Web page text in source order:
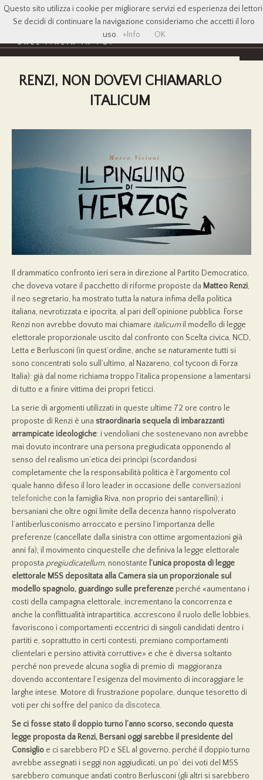
RENZI, NON DOVEVI CHIAMARLO
ITALICUM
Il drammatico confronto ieri sera in direzione al Partito Democratico,
che doveva votare il pacchetto di riforme proposte da Matteo Renzi,
il neo segretario, ha mostrato tutta la natura infima della politica
italiana, nevrotizzata e ipocrita, al pari dell’opinione pubblica. Forse
Renzi non avrebbe dovuto mai chiamare italicum il modello di legge
elettorale proporzionale uscito dal confronto con Scelta civica, NCD,
Letta e Berlusconi (in quest’ordine, anche se naturamente tutti si
sono concentrati solo sull’ultimo, al Nazareno, col tycoon di Forza
Italia): già dal nome richiama troppo l’italica propensione a lamentarsi
di tutto e a finire vittima dei propri feticci.
La serie di argomenti utilizzati in queste ultime 72 ore contro le
proposte di Renzi è una straordinaria sequela di imbarazzanti
arrampicate ideologiche: i vendoliani che sostenevano non avrebbe
mai dovuto incontrare una persona pregiudicata opponendo al
senso del realismo un’etica dei princìpi (scordandosi
completamente che la responsabilità politica è l’argomento col
quale hanno difeso il loro leader in occasione delle conversazioni
telefoniche con la famiglia Riva, non proprio dei santarellini); i
bersaniani che oltre ogni limite della decenza hanno rispolverato
l’antiberlusconismo arroccato e persino l’importanza delle
preferenze (cancellate dalla sinistra con ottime argomentazioni già
anni fa); il movimento cinquestelle che definiva la legge elettorale
proposta pregiudicatellum, nonostante l’unica proposta di legge
elettorale M5S depositata alla Camera sia un proporzionale sul
modello spagnolo, guardingo sulle preferenze perché «aumentano i
costi della campagna elettorale, incrementano la concorrenza e
anche la conflittualità intrapartitica, accrescono il ruolo delle lobbies,
favoriscono i comportamenti eccentrici di singoli candidati dentro i
partiti e, soprattutto in certi contesti, premiano comportamenti
clientelari e persino attività corruttive» e che è diversa soltanto
perché non prevede alcuna soglia di premio di maggioranza
dovendo accontentare l’esigenza del movimento di incoraggiare le
larghe intese. Motore di frustrazione popolare, dunque tesoretto di
voti per chi soffre del panico da discoteca.
Se ci fosse stato il doppio turno l’anno scorso, secondo questa
legge proposta da Renzi, Bersani oggi sarebbe il presidente del
Consiglio e ci sarebbero PD e SEL al governo, perché il doppio turno
avrebbe assegnati i seggi non aggiudicati, un po’ dei voti del M5S
sarebbero comunque andati contro Berlusconi (gli altri si sarebbero
Questo sito utilizza i cookie per migliorare servizi ed esperienza dei
Se decidi di continuare la navigazione consideriamo che accetti il loro
uso. +Info OK